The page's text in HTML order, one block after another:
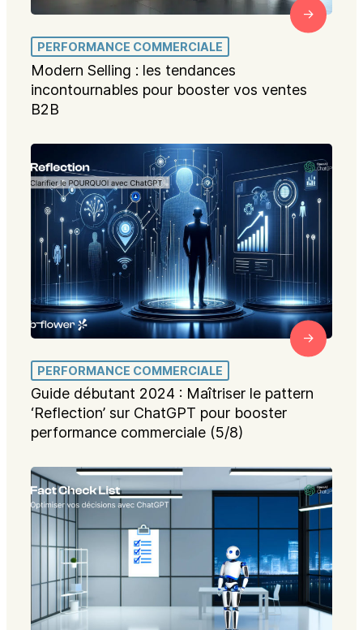
PERFORMANCE COMMERCIALE
Modern Selling : les tendances
incontournables pour booster vos ventes
B2B
PERFORMANCE COMMERCIALE
Guide débutant 2024 : Maîtriser le pattern
‘Reflection’ sur ChatGPT pour booster
performance commerciale (5/8)